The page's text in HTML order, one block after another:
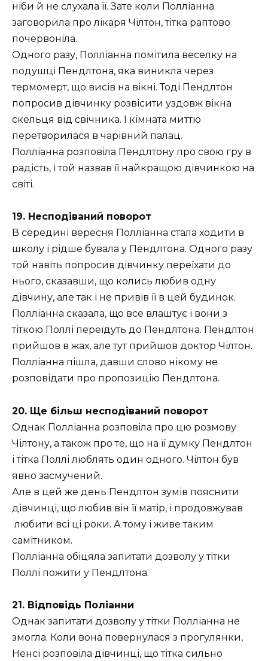
ніби й не слухала її. Зате коли Полліанна
заговорила про лікаря Чілтон, тітка раптово
почервоніла.
Одного разу, Полліанна помітила веселку на
подушці Пендлтона, яка виникла через
термомерт, що висів на вікні. Тоді Пендлтон
попросив дівчинку розвісити уздовж вікна
скельця від свічника. І кімната миттю
перетворилася в чарівний палац.
Полліанна розповіла Пендлтону про свою гру в
радість, і той назвав її найкращою дівчинкою на
світі.
19. Несподіваний поворот
В середині вересня Полліанна стала ходити в
школу і рідше бувала у Пендлтона. Одного разу
той навіть попросив дівчинку переїхати до
нього, сказавши, що колись любив одну
дівчину, але так і не привів її в цей будинок.
Полліанна сказала, що все влаштує і вони з
тіткою Поллі переїдуть до Пендлтона. Пендлтон
прийшов в жах, але тут прийшов доктор Чілтон.
Полліанна пішла, давши слово нікому не
розповідати про пропозицію Пендлтона.
20. Ще більш несподіваний поворот
Однак Полліанна розповіла про цю розмову
Чілтону, а також про те, що на її думку Пендлтон
і тітка Поллі люблять один одного. Чілтон був
явно засмучений.
Але в цей же день Пендлтон зумів пояснити
дівчинці, що любив він її матір, і продовжував
любити всі ці роки. А тому і живе таким
самітником.
Полліанна обіцяла запитати дозволу у тітки
Поллі пожити у Пендлтона.
21. Відповідь Поліанни
Однак запитати дозволу у тітки Полліанна не
змогла. Коли вона повернулася з прогулянки,
Ненсі розповіла дівчинці, що тітка сильно